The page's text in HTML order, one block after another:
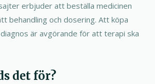
erbjuder att beställa medicinen
behandling och dosering. Att köpa
är avgörande för att terapi ska
det för?